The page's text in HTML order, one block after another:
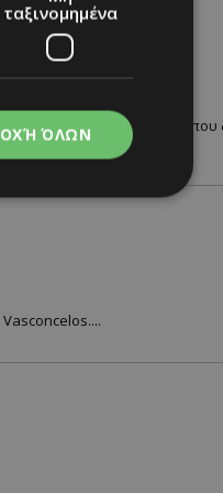
που ακούμε μουσική, που
ταξινομημένα
ΌΛΩΝ
στον χρήστη
όπως είναι το
και push down